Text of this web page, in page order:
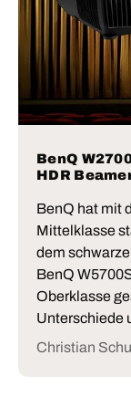
BenQ
HDR
BenQ hat mit
Mittelklasse
dem
BenQ
Oberklasse
Unterschiede
Christian